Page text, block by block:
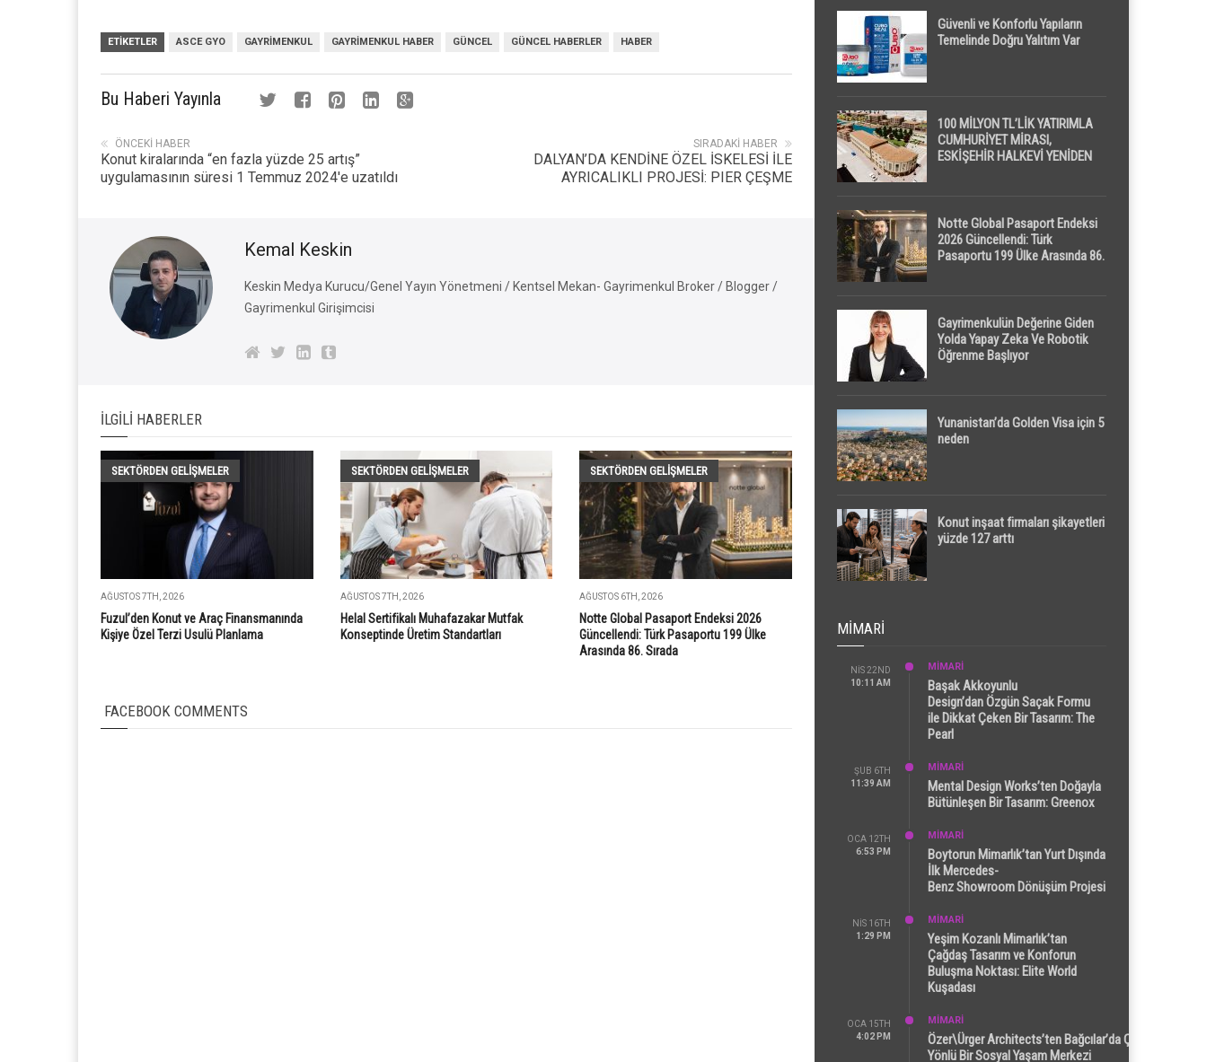
ETIKETLER ASCE GYO GAYRIMENKUL GAYRIMENKUL HABER GÜNCEL GÜNCEL HABERLER HABER
Bu Haberi Yayınla
SIRADAKI HABER
DALYAN’DA KENDİNE ÖZEL İSKELESİ İLE
AYRICALIKLI PROJESİ: PIER ÇEŞME
ÖNCEKI HABER
Konut kiralarında “en fazla yüzde 25 artış”
uygulamasının süresi 1 Temmuz 2024'e uzatıldı
Kemal Keskin
Keskin Medya Kurucu/Genel Yayın Yönetmeni / Kentsel Mekan- Gayrimenkul Broker / Blogger /
Gayrimenkul Girişimcisi
İLGILI HABERLER
SEKTÖRDEN GELIŞMELER
AĞUSTOS 7TH, 2026
Fuzul’den Konut ve Araç Finansmanında
Kişiye Özel Terzi Usulü Planlama
SEKTÖRDEN GELIŞMELER
AĞUSTOS 7TH, 2026
Helal Sertifikalı Muhafazakar Mutfak
Konseptinde Üretim Standartları
SEKTÖRDEN GELIŞMELER
AĞUSTOS 6TH, 2026
Notte Global Pasaport Endeksi 2026
Güncellendi: Türk Pasaportu 199 Ülke
Arasında 86. Sırada
FACEBOOK COMMENTS
Güvenli ve Konforlu Yapıların
Temelinde Doğru Yalıtım Var
100 MİLYON TL’LİK YATIRIMLA
CUMHURİYET MİRASI,
ESKİŞEHİR HALKEVİ YENİDEN
Notte Global Pasaport Endeksi
2026 Güncellendi: Türk
Pasaportu 199 Ülke Arasında 86.
Gayrimenkulün Değerine Giden
Yolda Yapay Zeka Ve Robotik
Öğrenme Başlıyor
Yunanistan’da Golden Visa için 5
neden
Konut inşaat firmaları şikayetleri
yüzde 127 arttı
MIMARI
NIS 22ND
10:11 AM
MİMARİ
Başak Akkoyunlu
Design’dan Özgün Saçak Formu
ile Dikkat Çeken Bir Tasarım: The
Pearl
ŞUB 6TH
11:39 AM
MİMARİ
Mental Design Works’ten Doğayla
Bütünleşen Bir Tasarım: Greenox
OCA 12TH
6:53 PM
MİMARİ
Boytorun Mimarlık’tan Yurt Dışında
İlk Mercedes-
Benz Showroom Dönüşüm Projesi
NIS 16TH
1:29 PM
MİMARİ
Yeşim Kozanlı Mimarlık’tan
Çağdaş Tasarım ve Konforun
Buluşma Noktası: Elite World
Kuşadası
OCA 15TH
4:02 PM
MİMARİ
Özer\Ürger Architects’ten Bağcılar’da Çok
Yönlü Bir Sosyal Yaşam Merkezi